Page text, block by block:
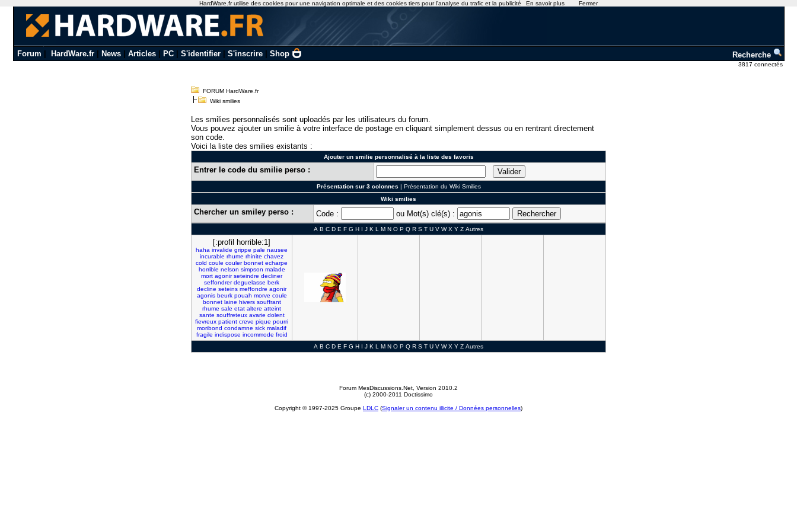
Forum HardWare.fr| News| Articles| PC| S'identifier| S'inscrire| Shop Recherche
3817 connectés
FORUM HardWare.fr
Wiki smilies
Les smilies personnalisés sont uploadés par les utilisateurs du forum.
Vous pouvez ajouter un smilie à votre interface de postage en cliquant simplement dessus ou en rentrant directement
son code.
Voici la liste des smilies existants :
Ajouter un smilie personnalisé à la liste des favoris
Entrer le code du smilie perso :
Présentation sur 3 colonnes | Présentation du Wiki Smilies
Wiki smilies
Chercher un smiley perso : Code : ou Mot(s) clé(s) :
A B C D E F G H I J K L M N O P Q R S T U V W X Y Z Autres
[:profil horrible:1]
haha invalide grippe pale nausee
incurable rhume rhinite chavez
cold coule couler bonnet echarpe
horrible nelson simpson malade
mort agonir seteindre decliner
seffondrer deguelasse berk
decline seteins meffondre agonir
agonis beurk pouah morve coule
bonnet laine hivers souffrant
rhume sale etat altere atteint
sante souffreteux avarie dolent
fievreux patient creve pique pourri
moribond condamne sick maladif
fragile indispose incommode froid
A B C D E F G H I J K L M N O P Q R S T U V W X Y Z Autres
Forum MesDiscussions.Net , Version 2010.2
(c) 2000-2011 Doctissimo
Copyright © 1997-2025 Groupe LDLC (Signaler un contenu illicite / Données personnelles)
HardWare.fr utilise des cookies pour une navigation optimale et des cookies tiers pour l'analyse du trafic et la publicité En savoir plus Fermer